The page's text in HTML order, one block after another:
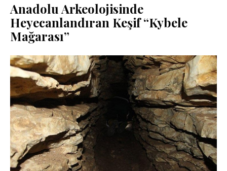
Anadolu Arkeolojisinde
Heyecanlandıran Keşif “Kybele
Mağarası”